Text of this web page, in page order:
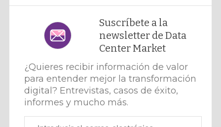
Suscríbete a la
newsletter de Data
Center Market
¿Quieres recibir información de valor
para entender mejor la transformación
digital? Entrevistas, casos de éxito,
informes y mucho más.